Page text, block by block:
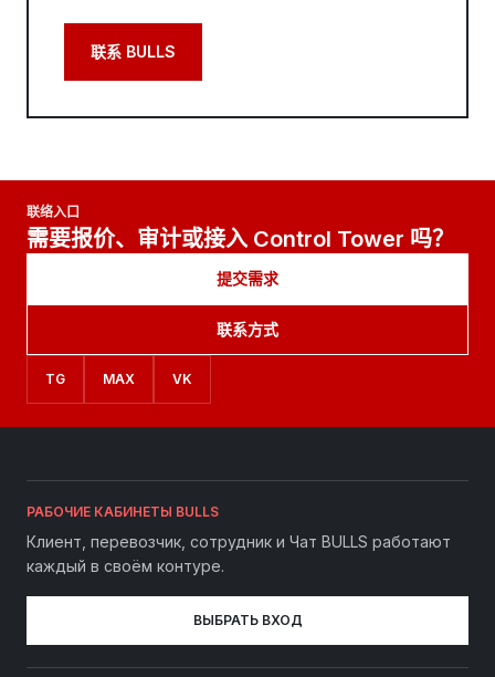
联系 BULLS
联络入口
需要报价、审计或接入 Control Tower 吗？
提交需求
联系方式
TG MAX VK
РАБОЧИЕ КАБИНЕТЫ BULLS
Клиент, перевозчик, сотрудник и Чат BULLS работают
каждый в своём контуре.
ВЫБРАТЬ ВХОД